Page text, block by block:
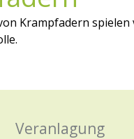
Krampfadern spielen
Veranlagung